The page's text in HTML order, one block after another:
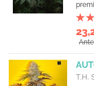
T.H.